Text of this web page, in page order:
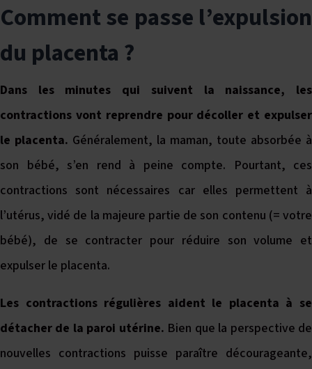
Comment se passe l’expulsion
du placenta ?
Dans les minutes qui suivent la naissance, les
contractions vont reprendre pour décoller et expulser
le placenta. Généralement, la maman, toute absorbée à
son bébé, s’en rend à peine compte. Pourtant, ces
contractions sont nécessaires car elles permettent à
l’utérus, vidé de la majeure partie de son contenu (= votre
bébé), de se contracter pour réduire son volume et
expulser le placenta.
Les contractions régulières aident le placenta à se
détacher de la paroi utérine. Bien que la perspective de
nouvelles contractions puisse paraître décourageante,